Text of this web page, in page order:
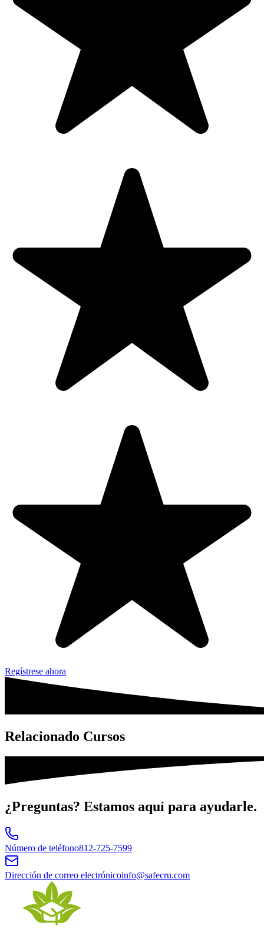
Regístrese ahora
Relacionado Cursos
¿Preguntas? Estamos aquí para ayudarle.
Número de teléfono812-725-7599
Dirección de correo electrónicoinfo@safecru.com